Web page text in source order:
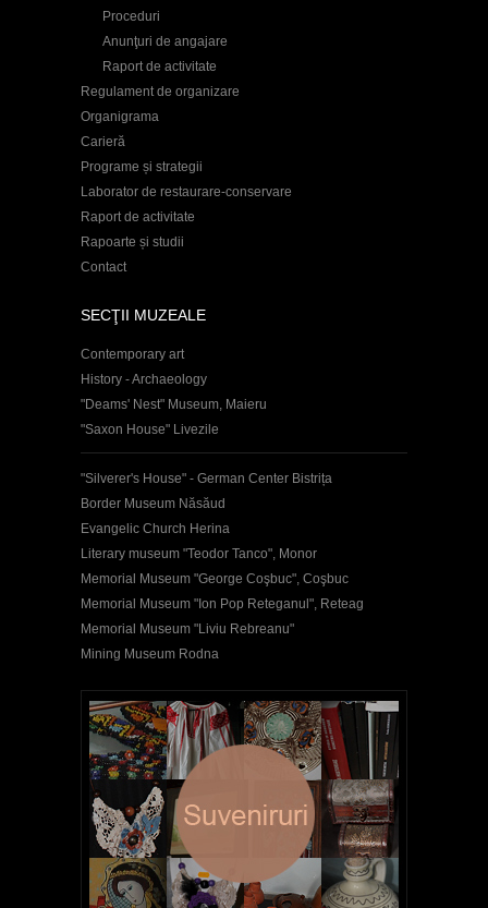
Proceduri
Anunţuri de angajare
Raport de activitate
Regulament de organizare
Organigrama
Carieră
Programe și strategii
Laborator de restaurare-conservare
Raport de activitate
Rapoarte și studii
Contact
SECŢII MUZEALE
Contemporary art
History - Archaeology
"Deams' Nest" Museum, Maieru
"Saxon House" Livezile
"Silverer's House" - German Center Bistrița
Border Museum Năsăud
Evangelic Church Herina
Literary museum "Teodor Tanco", Monor
Memorial Museum "George Coşbuc", Coşbuc
Memorial Museum "Ion Pop Reteganul", Reteag
Memorial Museum "Liviu Rebreanu"
Mining Museum Rodna